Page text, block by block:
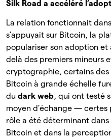
Silk Road a accéléré
La relation fonctionnait
s’appuyait sur Bitcoin, la
populariser son adoption
delà des premiers mineurs
cryptographie, certains
Bitcoin à grande échelle
du dark web, qui ont testé
moyen d’échange — certes
rôle a été déterminant
Bitcoin et dans la